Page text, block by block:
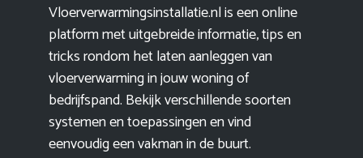
Vloerverwarmingsinstallatie.nl is een online
platform met uitgebreide informatie, tips en
tricks rondom het laten aanleggen van
vloerverwarming in jouw woning of
bedrijfspand. Bekijk verschillende soorten
systemen en toepassingen en vind
eenvoudig een vakman in de buurt.